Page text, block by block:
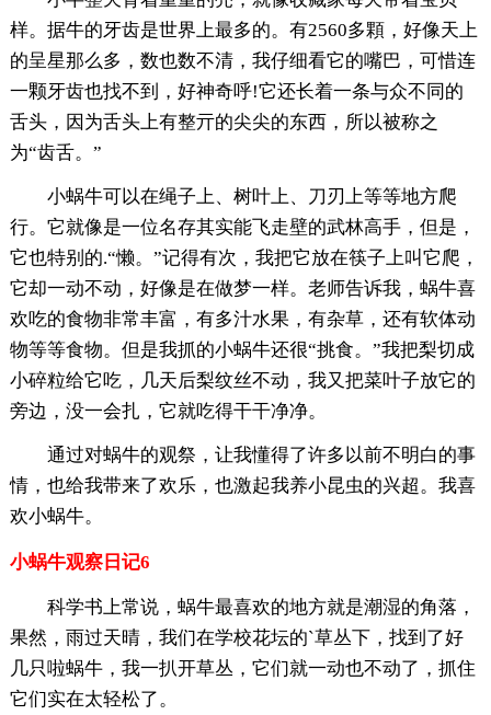
样。据牛的牙齿是世界上最多的。有2560多顆，好像天上
的呈星那么多，数也数不清，我仔细看它的嘴巴，可惜连
一颗牙齿也找不到，好神奇呼!它还长着一条与众不同的
舌头，因为舌头上有整亓的尖尖的东西，所以被称之
为“齿舌。”
小蜗牛可以在绳子上、树叶上、刀刃上等等地方爬
行。它就像是一位名存其实能飞走壁的武林高手，但是，
它也特别的.“懒。”记得有次，我把它放在筷子上叫它爬，
它却一动不动，好像是在做梦一样。老师告诉我，蜗牛喜
欢吃的食物非常丰富，有多汁水果，有杂草，还有软体动
物等等食物。但是我抓的小蜗牛还很“挑食。”我把梨切成
小碎粒给它吃，几天后梨纹丝不动，我又把菜叶子放它的
旁边，没一会扎，它就吃得干干净净。
通过对蜗牛的观祭，让我懂得了许多以前不明白的事
情，也给我带来了欢乐，也激起我养小昆虫的兴超。我喜
欢小蜗牛。
小蜗牛观察日记6
科学书上常说，蜗牛最喜欢的地方就是潮湿的角落，
果然，雨过天晴，我们在学校花坛的`草丛下，找到了好
几只啦蜗牛，我一扒开草丛，它们就一动也不动了，抓住
它们实在太轻松了。